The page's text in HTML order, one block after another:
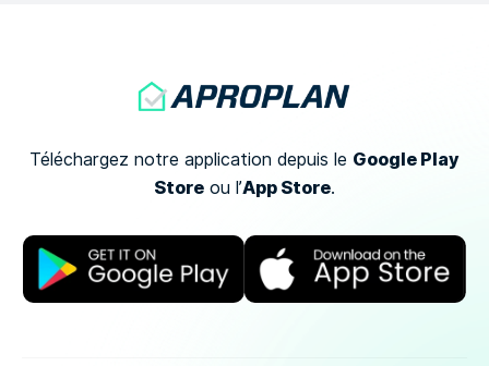
Téléchargez notre application depuis le Google Play
Store ou l’App Store.